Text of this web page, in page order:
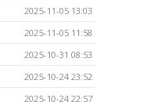
2025-11-05 13:03
2025-11-05 11:58
2025-10-31 08:53
2025-10-24 23:52
2025-10-24 22:57